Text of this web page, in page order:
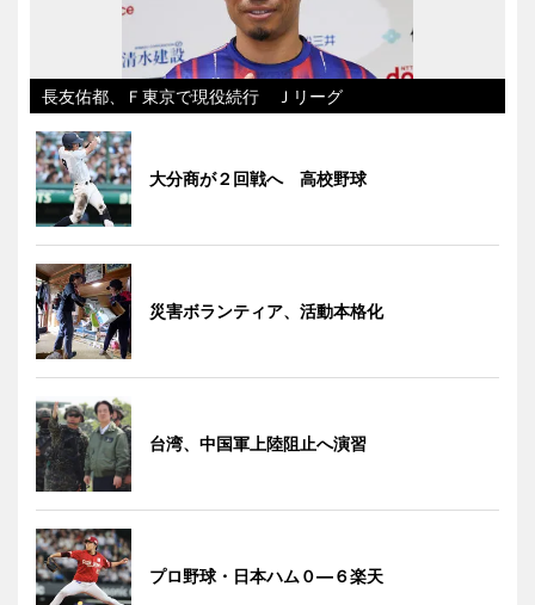
長友佑都、Ｆ東京で現役続行 Ｊリーグ
大分商が２回戦へ 高校野球
災害ボランティア、活動本格化
台湾、中国軍上陸阻止へ演習
プロ野球・日本ハム０―６楽天